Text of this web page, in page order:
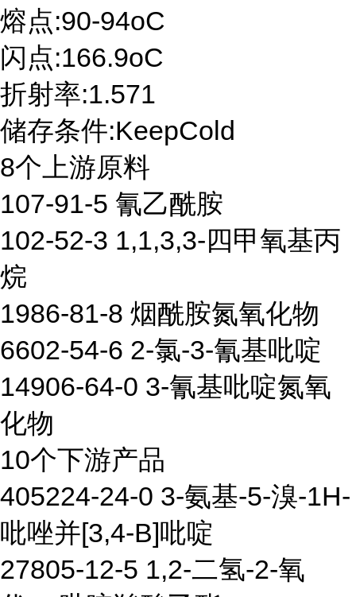
熔点:90-94oC
闪点:166.9oC
折射率:1.571
储存条件:KeepCold
8个上游原料
107-91-5 氰乙酰胺
102-52-3 1,1,3,3-四甲氧基丙
烷
1986-81-8 烟酰胺氮氧化物
6602-54-6 2-氯-3-氰基吡啶
14906-64-0 3-氰基吡啶氮氧
化物
10个下游产品
405224-24-0 3-氨基-5-溴-1H-
吡唑并[3,4-B]吡啶
27805-12-5 1,2-二氢-2-氧